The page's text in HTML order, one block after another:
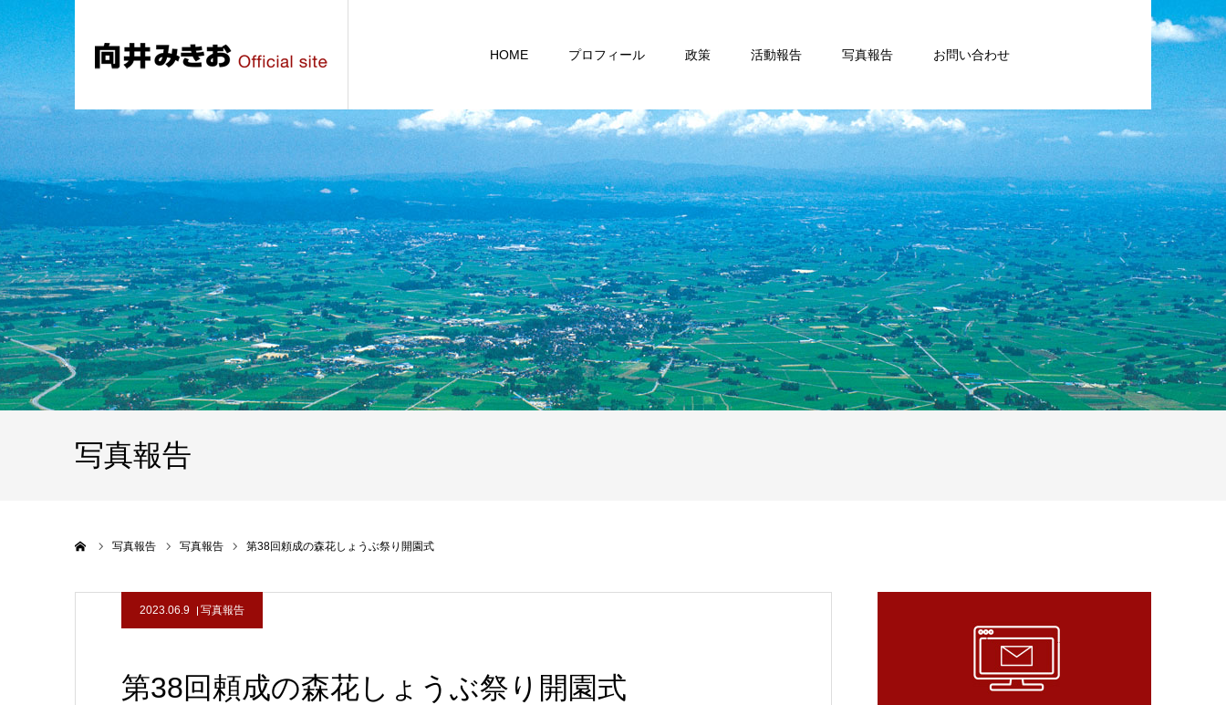
HOME プロフィール 政策 活動報告 写真報告 お問い合わせ
写真報告
写真報告 写真報告 第38回頼成の森花しょうぶ祭り開園式
2023.06.9 写真報告
第38回頼成の森花しょうぶ祭り開園式